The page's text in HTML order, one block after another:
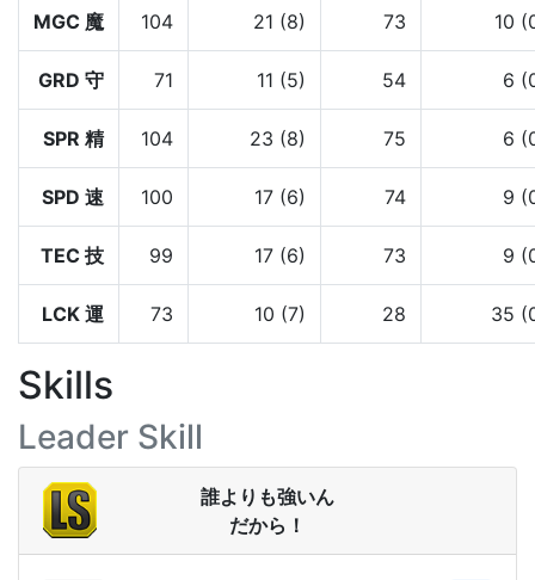
MGC 魔 104 21 (8) 73 10
GRD 守 71 11 (5) 54 6
SPR 精 104 23 (8) 75 6
SPD 速 100 17 (6) 74 9
TEC 技 99 17 (6) 73 9
LCK 運 73 10 (7) 28 35
Skills
Leader Skill
誰よりも強いん
だから！